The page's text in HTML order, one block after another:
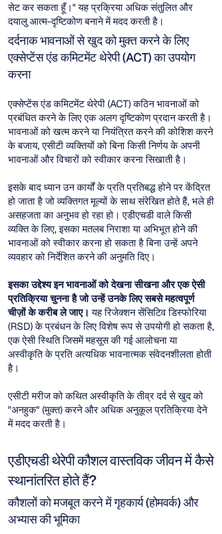
सेट कर सकता हूँ।" यह प्रक्रिया अधिक संतुलित और
दयालु आत्म-दृष्टिकोण बनाने में मदद करती है।
दर्दनाक भावनाओं से खुद को मुक्त करने के लिए
एक्सेप्टेंस एंड कमिटमेंट थेरेपी (ACT) का उपयोग
करना
एक्सेप्टेंस एंड कमिटमेंट थेरेपी (ACT) कठिन भावनाओं को
प्रबंधित करने के लिए एक अलग दृष्टिकोण प्रदान करती है।
भावनाओं को खत्म करने या नियंत्रित करने की कोशिश करने
के बजाय, एसीटी व्यक्तियों को बिना किसी निर्णय के अपनी
भावनाओं और विचारों को स्वीकार करना सिखाती है।
इसके बाद ध्यान उन कार्यों के प्रति प्रतिबद्ध होने पर केंद्रित
हो जाता है जो व्यक्तिगत मूल्यों के साथ संरेखित होते हैं, भले ही
असहजता का अनुभव हो रहा हो। एडीएचडी वाले किसी
व्यक्ति के लिए, इसका मतलब निराशा या अभिभूत होने की
भावनाओं को स्वीकार करना हो सकता है बिना उन्हें अपने
व्यवहार को निर्देशित करने की अनुमति दिए।
इसका उद्देश्य इन भावनाओं को देखना सीखना और एक ऐसी
प्रतिक्रिया चुनना है जो उन्हें उनके लिए सबसे महत्वपूर्ण
चीज़ों के करीब ले जाए। यह रिजेक्शन सेंसिटिव डिस्फोरिया
(RSD) के प्रबंधन के लिए विशेष रूप से उपयोगी हो सकता है,
एक ऐसी स्थिति जिसमें महसूस की गई आलोचना या
अस्वीकृति के प्रति अत्यधिक भावनात्मक संवेदनशीलता होती
है।
एसीटी मरीज को कथित अस्वीकृति के तीव्र दर्द से खुद को
"अनहुक" (मुक्त) करने और अधिक अनुकूल प्रतिक्रिया देने
में मदद करती है।
एडीएचडी थेरेपी कौशल वास्तविक जीवन में कैसे
स्थानांतरित होते हैं?
कौशलों को मजबूत करने में गृहकार्य (होमवर्क) और
अभ्यास की भूमिका